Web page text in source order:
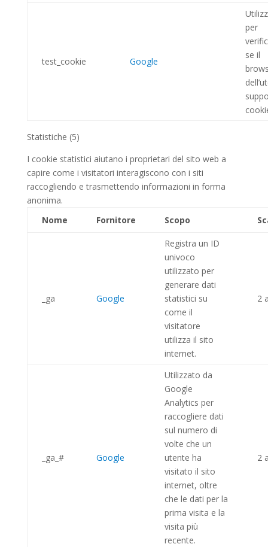
test_cookie Google
per
se il
Statistiche (5)
I cookie statistici aiutano i proprietari del sito web a
capire come i visitatori interagiscono con i siti
raccogliendo e trasmettendo informazioni in forma
anonima.
Nome
Fornitore Scopo
_ga Google
Registra un ID
univoco
utilizzato per
generare dati
statistici su
come il
visitatore
utilizza il sito
internet.
2
_ga_# Google
Utilizzato da
Google
Analytics per
raccogliere dati
sul numero di
volte che un
utente ha
visitato il sito
internet, oltre
che le dati per la
prima visita e la
visita più
recente.
2